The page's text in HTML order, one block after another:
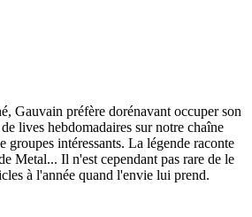
Gauvain préfère dorénavant occuper son
lives hebdomadaires sur notre chaîne
groupes intéressants. La légende raconte
Metal... Il n'est cependant pas rare de le
à l'année quand l'envie lui prend.